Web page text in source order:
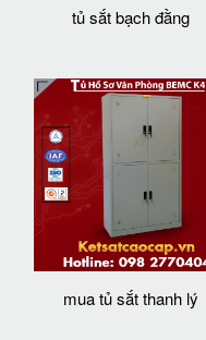
tủ sắt bạch đằng
mua tủ sắt thanh lý